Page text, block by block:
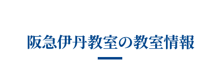
阪急伊丹教室の教室情報